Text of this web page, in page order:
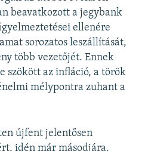
beavatkozott a jegybank
ellenére
sorozatos leszállítását,
több vezetőjét. Ennek
szökött az infláció, a török
mélypontra zuhant a
újfent jelentősen
idén már másodjára.